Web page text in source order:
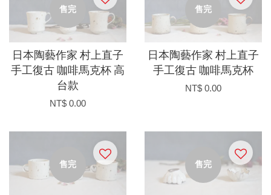
售完
日本陶藝作家 村上直子
手工復古 咖啡馬克杯 高
台款
NT$ 0.00
售完
日本陶藝作家 村上直子
手工復古 咖啡馬克杯
NT$ 0.00
售完 售完